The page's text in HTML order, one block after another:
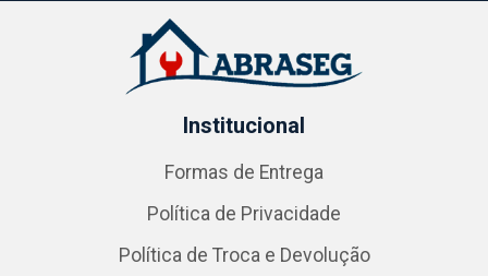
Institucional
Formas de Entrega
Política de Privacidade
Política de Troca e Devolução